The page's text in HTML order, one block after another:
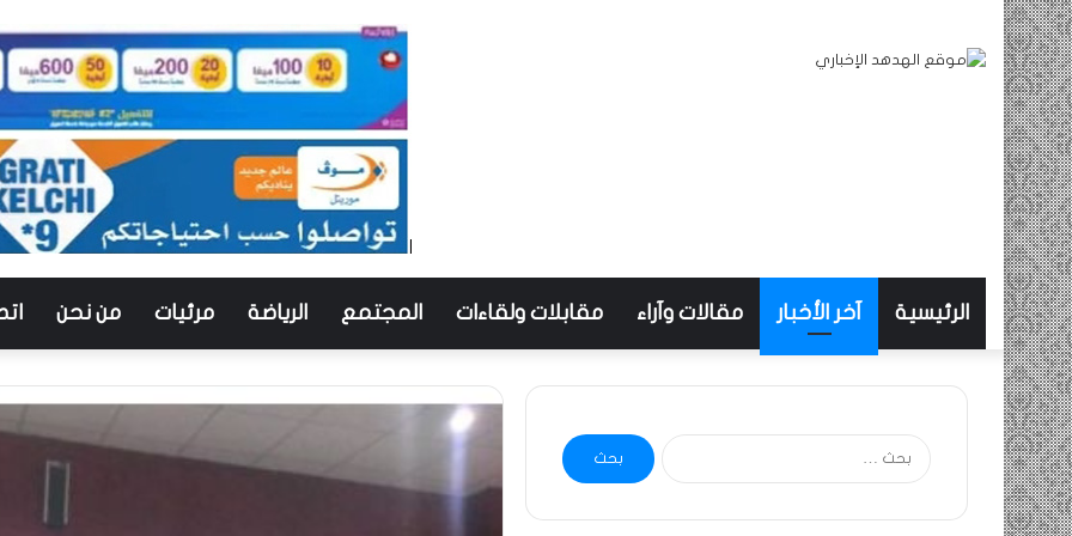
الرئيسية آخر الأخبار مقالات وآراء مقابلات ولقاءات المجتمع الرياضة مرئيات من نحن
البحث
عن: